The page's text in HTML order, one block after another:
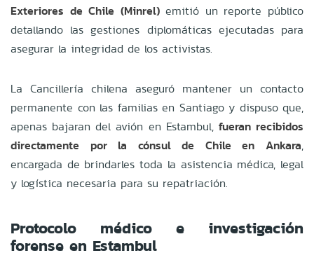
Exteriores de Chile (Minrel)emitió un reporte público
detallando las gestiones diplomáticas ejecutadas para
asegurar la integridad de los activistas.
La Cancillería chilena aseguró mantener un contacto
permanente con las familias en Santiago y dispuso que,
apenas bajaran del avión en Estambul, fueran recibidos
directamente por la cónsul de Chile en Ankara,
encargada de brindarles toda la asistencia médica, legal
y logística necesaria para su repatriación.
Protocolo médico e investigación
forense en Estambul